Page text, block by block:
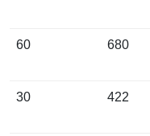
60 680
30 422